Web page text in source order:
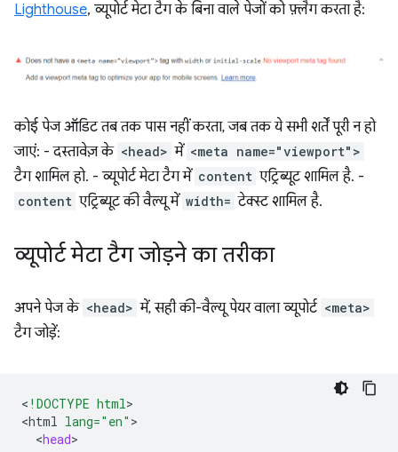
Lighthouse, व्यूपोर्ट मेटा टैग के बिना वाले पेजों को फ़्लैग करता है:
कोई पेज ऑडिट तब तक पास नहीं करता, जब तक ये सभी शर्तें पूरी न हो
जाएं: - दस्तावेज़ के <head> में <meta name="viewport">
टैग शामिल हो. - व्यूपोर्ट मेटा टैग में content एट्रिब्यूट शामिल है. -
content एट्रिब्यूट की वैल्यू में width= टेक्स्ट शामिल है.
व्यूपोर्ट मेटा टैग जोड़ने का तरीका
अपने पेज के <head> में, सही की-वैल्यू पेयर वाला व्यूपोर्ट <meta>
टैग जोड़ें:
< !DOCTYPE html>
<html lang="en"
<head